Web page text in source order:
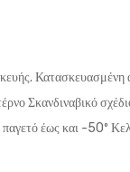
Σκανδιναβικό
παγετό έως και -50º